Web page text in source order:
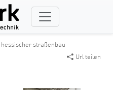
straßenbau
Url teilen